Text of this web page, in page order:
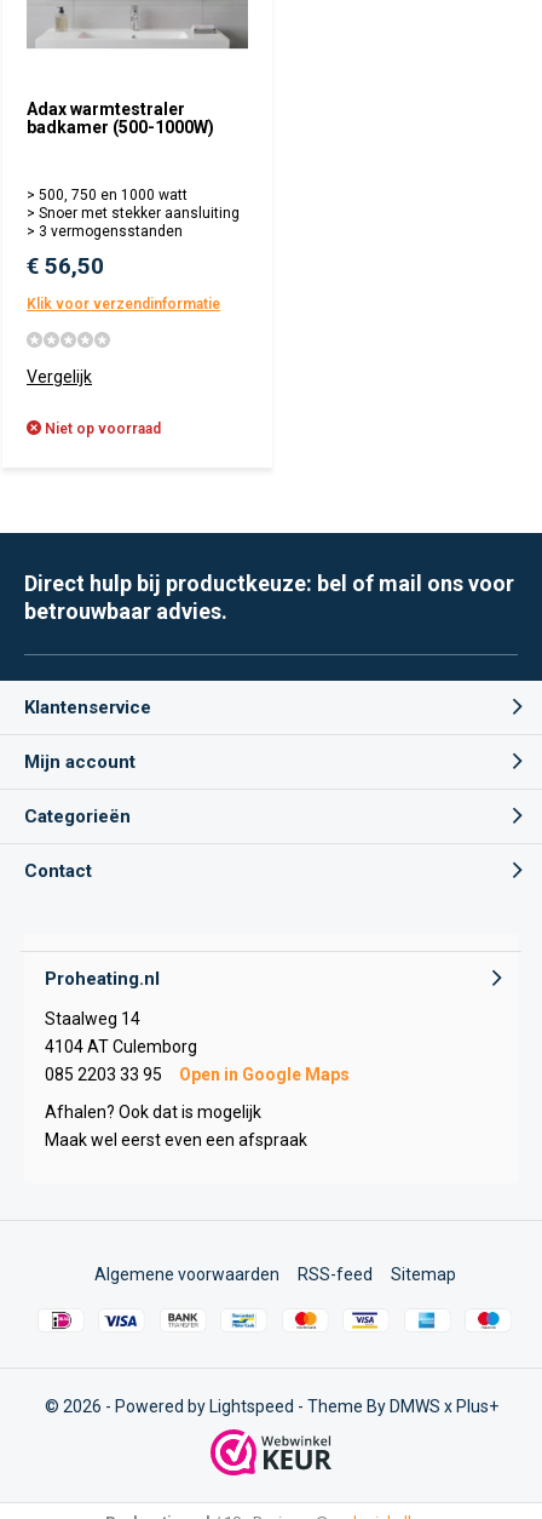
Adax warmtestraler
badkamer (500-1000W)
> 500, 750 en 1000 watt
> Snoer met stekker aansluiting
> 3 vermogensstanden
€ 56,50
Klik voor verzendinformatie
Vergelijk
Niet op voorraad
Direct hulp bij productkeuze: bel of mail ons voor
betrouwbaar advies.
Klantenservice
Mijn account
Categorieën
Contact
Proheating.nl
Staalweg 14
4104 AT Culemborg
085 2203 33 95
Open in Google Maps
Afhalen? Ook dat is mogelijk
Maak wel eerst even een afspraak
© 2026 - Powered by Lightspeed - Theme By DMWS x Plus+
Algemene voorwaarden RSS-feed Sitemap